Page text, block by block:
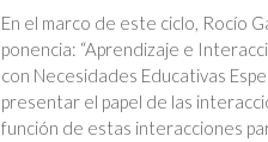
En el marco de este ciclo, Rocío
ponencia: “Aprendizaje e
con Necesidades Educativas
presentar el papel de las
función de estas interacciones